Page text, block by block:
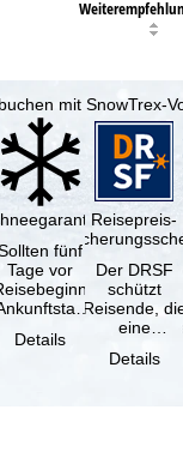
mit SnowTrex-
fünf
Tage vor
Details
Reisepreis-
Der DRSF
schützt
Reisende,
eine
oder
Details